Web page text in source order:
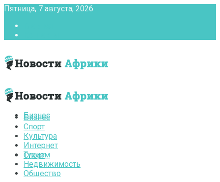
Пятница, 7 августа, 2026
Бизнес
Спорт
Бизнес
Спорт
Культура
Интернет
Туризм
Недвижимость
Общество